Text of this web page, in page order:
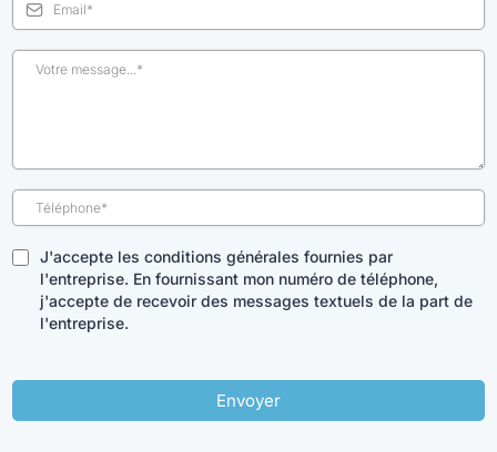
J'accepte les conditions générales fournies par
l'entreprise. En fournissant mon numéro de téléphone,
j'accepte de recevoir des messages textuels de la part de
l'entreprise.
Envoyer